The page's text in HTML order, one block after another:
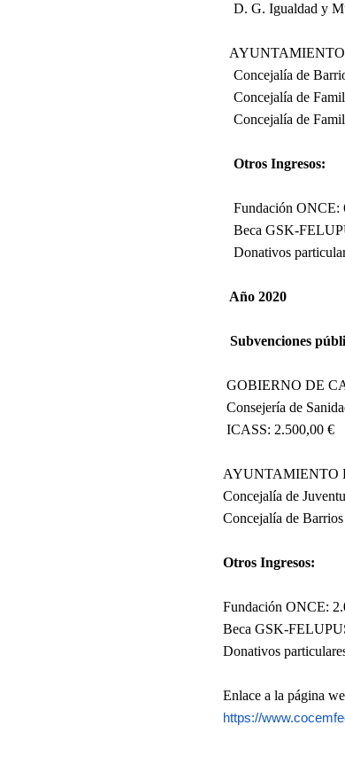
D. G. Igualdad y
AYUNTAMIENTO
Concejalía de
Concejalía de
Concejalía de
Otros Ingresos:
Fundación ONCE:
Beca GSK-
Donativos
Año 2020
Subvenciones
GOBIERNO DE
Consejería de Sanidad:
ICASS: 2.500,00 €
AYUNTAMIENTO
Concejalía de Juventud,
Concejalía de Barrios y
Otros Ingresos:
Fundación ONCE:
Beca GSK-FELUPUS:
Donativos particulares:
Enlace a la página web
https://